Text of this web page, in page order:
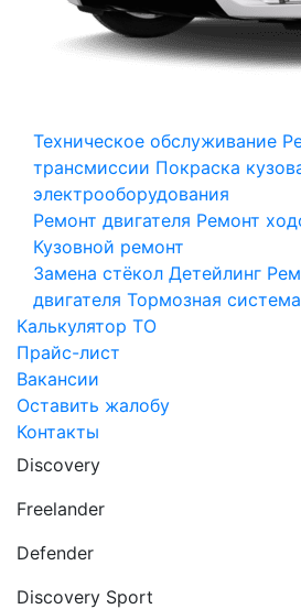
Техническое обслуживание
трансмиссии Покраска
электрооборудования
Ремонт двигателя Ремонт
Кузовной ремонт
Замена стёкол Детейлинг
двигателя Тормозная система
Калькулятор ТО
Прайс-лист
Вакансии
Оставить жалобу
Контакты
Discovery
Freelander
Defender
Discovery Sport